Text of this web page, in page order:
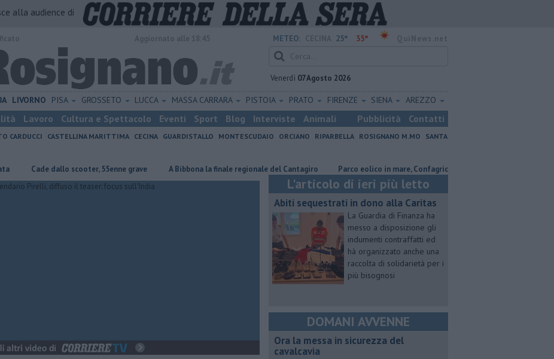
alla audience di
METEO: 25° 35°
Venerdì 07 Agosto 2026
LIVORNO PISA GROSSETO LUCCA MASSA CARRARA PISTOIA PRATO FIRENZE SIENA AREZZO
Lavoro Cultura e Spettacolo Eventi Sport Blog Interviste Animali Pubblicità Contatti
CARDUCCI CASTELLINA MARITTIMA CECINA GUARDISTALLO MONTESCUDAIO ORCIANO RIPARBELLA ROSIGNANO M.MO
SANTA
Cade dallo scooter, 55enne grave A Bibbona la finale regionale del Cantagiro Parco eolico in mare, Confagricoltura contraria
L'articolo di ieri più letto
Abiti sequestrati in dono alla Caritas
La Guardia di Finanza ha
messo a disposizione gli
indumenti contraffatti ed
hà organizzato anche una
raccolta di solidarietà per i
più bisognosi
DOMANI AVVENNE
Ora la messa in sicurezza del
cavalcavia